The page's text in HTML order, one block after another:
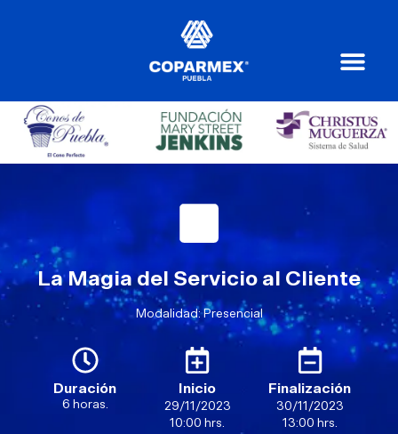
La Magia del Servicio al Cliente
Modalidad: Presencial
Duración
6 horas.
Inicio
29/11/2023
10:00 hrs.
Finalización
30/11/2023
13:00 hrs.